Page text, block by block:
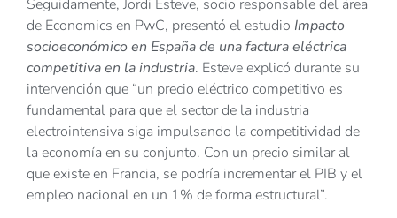
Seguidamente, Jordi Esteve, socio responsable del área
de Economics en PwC, presentó el estudio Impacto
socioeconómico en España de una factura eléctrica
competitiva en la industria. Esteve explicó durante su
intervención que “un precio eléctrico competitivo es
fundamental para que el sector de la industria
electrointensiva siga impulsando la competitividad de
la economía en su conjunto. Con un precio similar al
que existe en Francia, se podría incrementar el PIB y el
empleo nacional en un 1% de forma estructural”.